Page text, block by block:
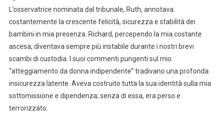
L’osservatrice nominata dal tribunale, Ruth, annotava
costantemente la crescente felicità, sicurezza e stabilità dei
bambini in mia presenza. Richard, percependo la mia costante
ascesa, diventava sempre più instabile durante i nostri brevi
scambi di custodia. I suoi commenti pungenti sul mio
“atteggiamento da donna indipendente” tradivano una profonda
insicurezza latente. Aveva costruito tutta la sua identità sulla mia
sottomissione e dipendenza; senza di essa, era perso e
terrorizzato.